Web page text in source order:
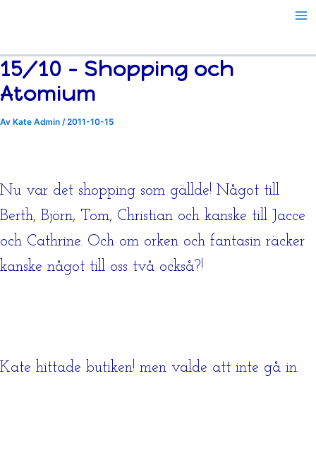
15/10 – Shopping och
Atomium
Av Kate Admin /2011-10-15
Nu var det shopping som gällde! Något till
Berth, Björn, Tom, Christian och kanske till Jacce
och Cathrine. Och om orken och fantasin räcker
kanske något till oss två också?!
Kate hittade butiken! men valde att inte gå in.